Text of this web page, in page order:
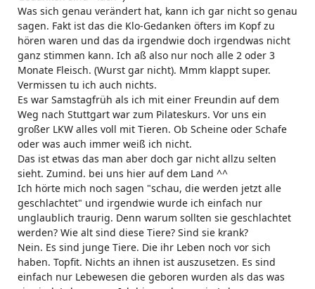
Was sich genau verändert hat, kann ich gar nicht so genau
sagen. Fakt ist das die Klo-Gedanken öfters im Kopf zu
hören waren und das da irgendwie doch irgendwas nicht
ganz stimmen kann. Ich aß also nur noch alle 2 oder 3
Monate Fleisch. (Wurst gar nicht). Mmm klappt super.
Vermissen tu ich auch nichts.
Es war Samstagfrüh als ich mit einer Freundin auf dem
Weg nach Stuttgart war zum Pilateskurs. Vor uns ein
großer LKW alles voll mit Tieren. Ob Scheine oder Schafe
oder was auch immer weiß ich nicht.
Das ist etwas das man aber doch gar nicht allzu selten
sieht. Zumind. bei uns hier auf dem Land ^^
Ich hörte mich noch sagen "schau, die werden jetzt alle
geschlachtet" und irgendwie wurde ich einfach nur
unglaublich traurig. Denn warum sollten sie geschlachtet
werden? Wie alt sind diese Tiere? Sind sie krank?
Nein. Es sind junge Tiere. Die ihr Leben noch vor sich
haben. Topfit. Nichts an ihnen ist auszusetzen. Es sind
einfach nur Lebewesen die geboren wurden als das was